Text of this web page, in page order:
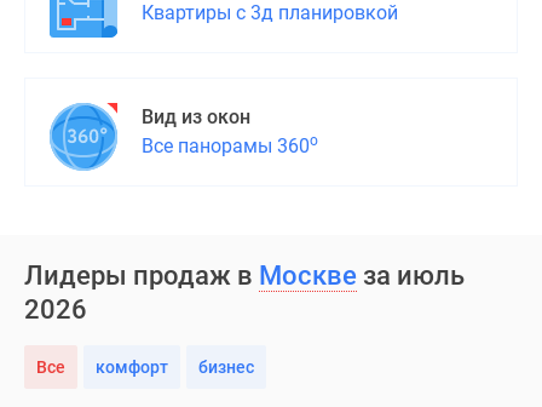
Квартиры с 3д планировкой
Вид из окон
Все панорамы 360о
Лидеры продаж в Москве за июль
2026
Все комфорт бизнес